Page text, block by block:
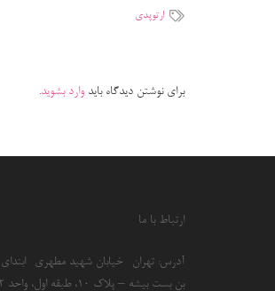
ارتوپدی
برای نوشتن دیدگاه باید وارد بشوید.
ارتباط با ما
آدرس: تهران- خیابان شهید مطهری-
بن بست بیشه – پلاک 10، طبقه اول، واحد 2